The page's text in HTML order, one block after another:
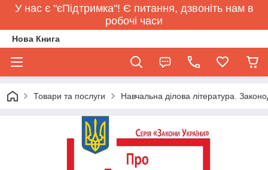
У нас є "єПідтримка"! Є питання, дзвоніть нам в
робочі часи
Нова Книга
Товари та послуги Навчальна ділова література.